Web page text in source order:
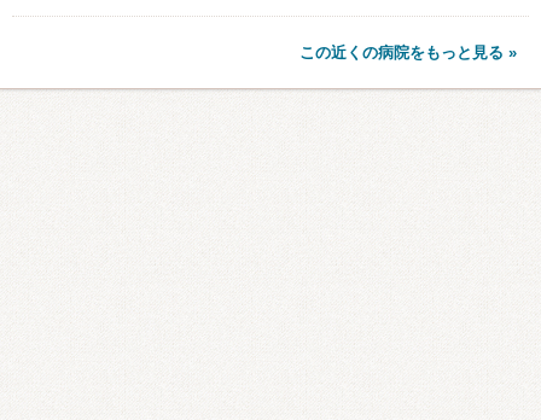
この近くの病院をもっと見る »